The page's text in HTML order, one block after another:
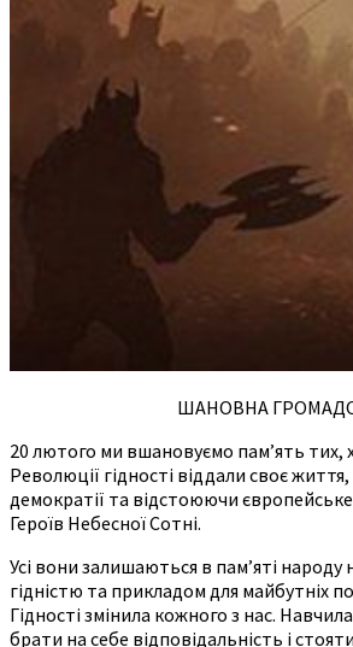
ШАНОВНА
20 лютого ми вшановуємо пам’ять тих,
Революції гідності віддали своє
демократії та відстоюючи
Героїв Небесної Сотні.
Усі вони залишаються в пам’яті
гідністю та прикладом для майбутніх
Гідності змінила кожного з нас.
брати на себе відповідальність і